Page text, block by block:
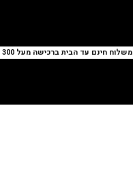
משלוח חינם עד הבית ברכישה מעל 300 ש״ח